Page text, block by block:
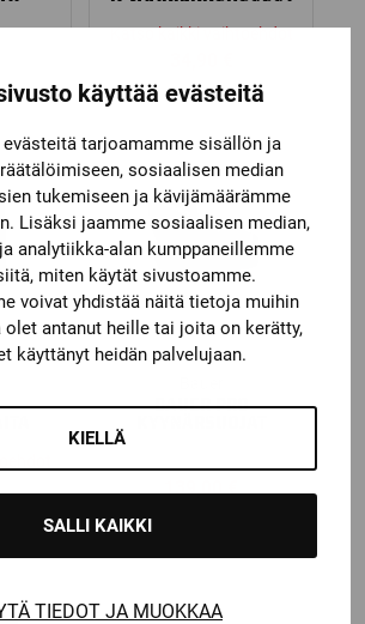
käyttää evästeitä
evästeitä tarjoamamme sisällön ja
sosiaalisen median
tukemiseen ja kävijämäärämme
Lisäksi jaamme sosiaalisen median,
analytiikka-alan kumppaneillemme
miten käytät sivustoamme.
voivat yhdistää näitä tietoja muihin
antanut heille tai joita on kerätty,
käyttänyt heidän palvelujaan.
KIELLÄ
SALLI KAIKKI
TIEDOT JA MUOKKAA
Katso kaikki vaihtoehdot
BAUER PRO